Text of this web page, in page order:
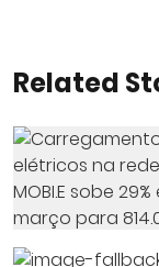
Related